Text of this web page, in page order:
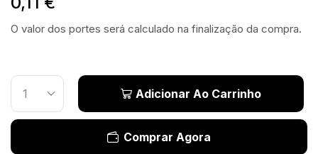
O valor dos portes será calculado na finalização da compra.
Adicionar Ao Carrinho
Comprar Agora